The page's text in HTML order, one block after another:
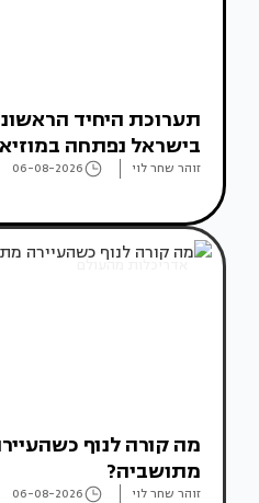
תערוכת היחיד
בישראל נפתחה
זוהר שחר לוי 06-08-2026
אדריכלות מהעולם
מה קורה לנוף
מתושביה?
זוהר שחר לוי 06-08-2026